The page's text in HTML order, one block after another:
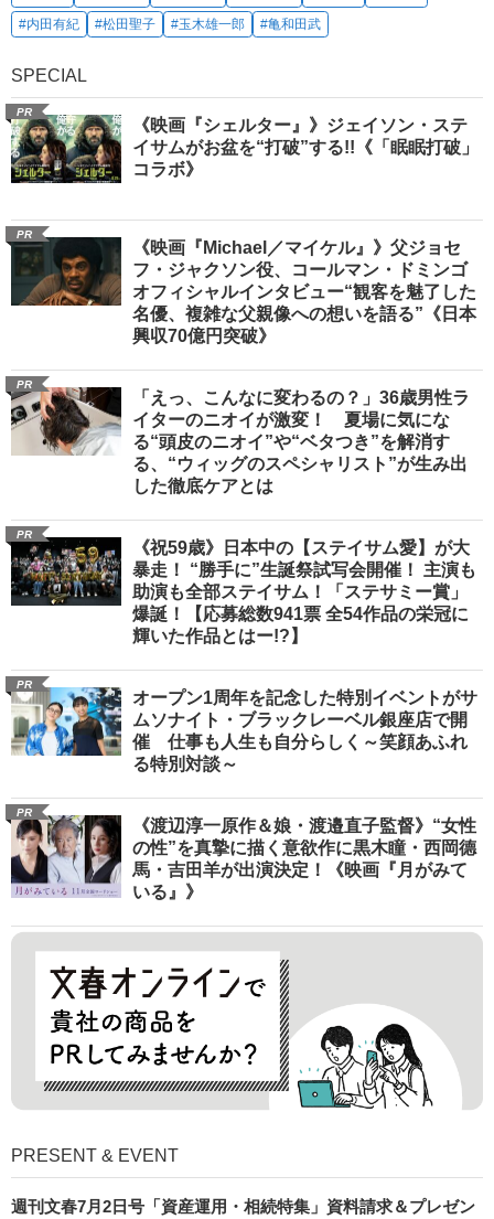
#内田有紀
#松田聖子 #玉木雄一郎 #亀和田武
SPECIAL
PR
《映画『シェルター』》ジェイソン・ステ
イサムがお盆を“打破”する!!《「眠眠打破」
コラボ》
PR
《映画『Michael／マイケル』》父ジョセ
フ・ジャクソン役、コールマン・ドミンゴ
オフィシャルインタビュー“観客を魅了した
名優、複雑な父親像への想いを語る”《日本
興収70億円突破》
PR
「えっ、こんなに変わるの？」36歳男性ラ
イターのニオイが激変！ 夏場に気にな
る“頭皮のニオイ”や“ベタつき”を解消す
る、“ウィッグのスペシャリスト”が生み出
した徹底ケアとは
PR
《祝59歳》日本中の【ステイサム愛】が大
暴走！ “勝手に”生誕祭試写会開催！ 主演も
助演も全部ステイサム！「ステサミー賞」
爆誕！【応募総数941票 全54作品の栄冠に
輝いた作品とはー!?】
PR
オープン1周年を記念した特別イベントがサ
ムソナイト・ブラックレーベル銀座店で開
催 仕事も人生も自分らしく～笑顔あふれ
る特別対談～
PR
《渡辺淳一原作＆娘・渡邉直子監督》“女性
の性”を真摯に描く意欲作に黒木瞳・西岡德
馬・吉田羊が出演決定！《映画『月がみて
いる』》
PRESENT & EVENT
週刊文春7月2日号「資産運用・相続特集」資料請求＆プレゼン